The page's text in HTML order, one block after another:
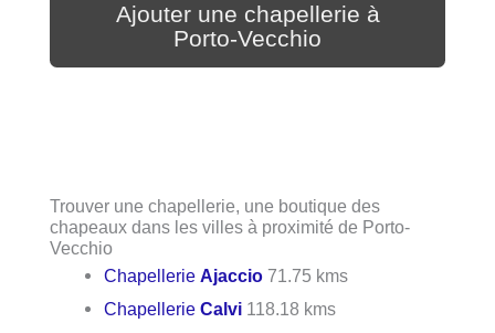
Ajouter une chapellerie à
Porto-Vecchio
Trouver une chapellerie, une boutique des
chapeaux dans les villes à proximité de Porto-
Vecchio
ChapellerieAjaccio 71.75 kms
ChapellerieCalvi 118.18 kms